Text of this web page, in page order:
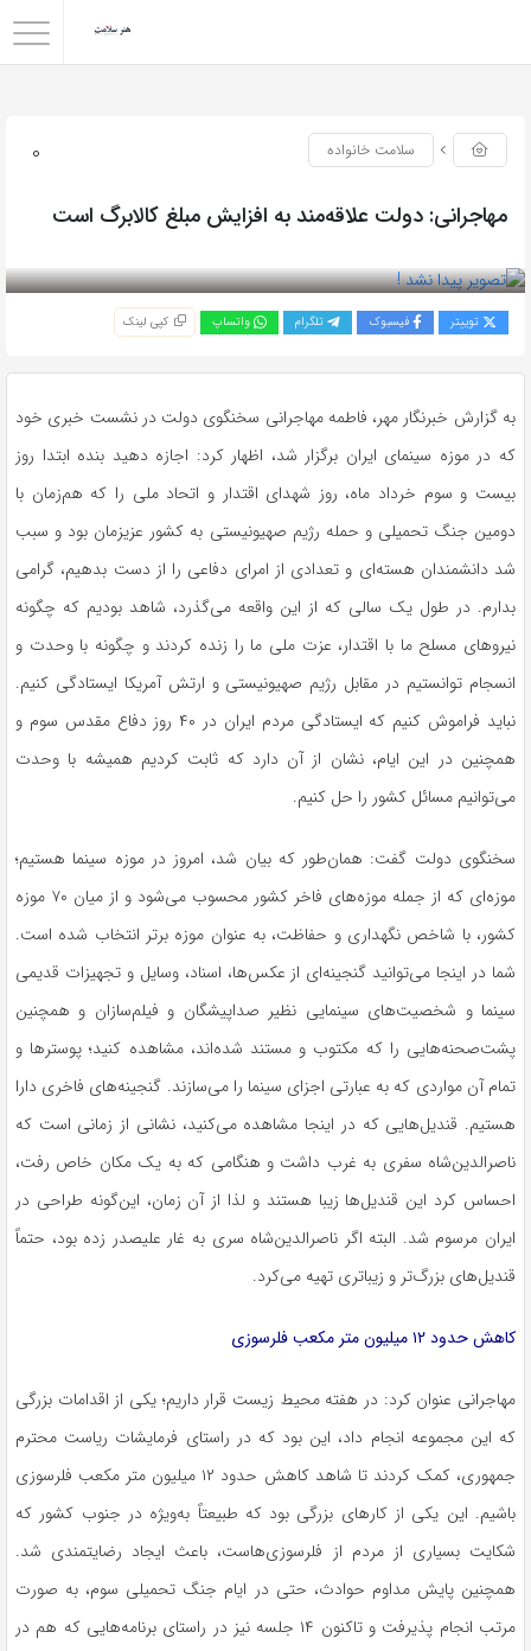
0 سلامت خانواده
مهاجرانی: دولت علاقه‌مند به افزایش مبلغ کالابرگ است
توییتر فیسبوک تلگرام واتساپ کپی لینک
به گزارش خبرنگار مهر، فاطمه مهاجرانی سخنگوی دولت در نشست خبری خود
که در موزه سینمای ایران برگزار شد، اظهار کرد: اجازه دهید بنده ابتدا روز
بیست و سوم خرداد ماه، روز شهدای اقتدار و اتحاد ملی را که هم‌زمان با
دومین جنگ تحمیلی و حمله رژیم صهیونیستی به کشور عزیزمان بود و سبب
شد دانشمندان هسته‌ای و تعدادی از امرای دفاعی را از دست بدهیم، گرامی
بدارم. در طول یک سالی که از این واقعه می‌گذرد، شاهد بودیم که چگونه
نیروهای مسلح ما با اقتدار، عزت ملی ما را زنده کردند و چگونه با وحدت و
انسجام توانستیم در مقابل رژیم صهیونیستی و ارتش آمریکا ایستادگی کنیم.
نباید فراموش کنیم که ایستادگی مردم ایران در ۴۰ روز دفاع مقدس سوم و
همچنین در این ایام، نشان از آن دارد که ثابت کردیم همیشه با وحدت
می‌توانیم مسائل کشور را حل کنیم.
سخنگوی دولت گفت: همان‌طور که بیان شد، امروز در موزه سینما هستیم؛
موزه‌ای که از جمله موزه‌های فاخر کشور محسوب می‌شود و از میان ۷۰ موزه
کشور، با شاخص نگهداری و حفاظت، به عنوان موزه برتر انتخاب شده است.
شما در اینجا می‌توانید گنجینه‌ای از عکس‌ها، اسناد، وسایل و تجهیزات قدیمی
سینما و شخصیت‌های سینمایی نظیر صداپیشگان و فیلم‌سازان و همچنین
پشت‌صحنه‌هایی را که مکتوب و مستند شده‌اند، مشاهده کنید؛ پوسترها و
تمام آن مواردی که به عبارتی اجزای سینما را می‌سازند. گنجینه‌های فاخری دارا
هستیم. قندیل‌هایی که در اینجا مشاهده می‌کنید، نشانی از زمانی است که
ناصرالدین‌شاه سفری به غرب داشت و هنگامی که به یک مکان خاص رفت،
احساس کرد این قندیل‌ها زیبا هستند و لذا از آن زمان، این‌گونه طراحی در
ایران مرسوم شد. البته اگر ناصرالدین‌شاه سری به غار علیصدر زده بود، حتماً
قندیل‌های بزرگ‌تر و زیباتری تهیه می‌کرد.
کاهش حدود ۱۲ میلیون متر مکعب فلرسوزی
مهاجرانی عنوان کرد: در هفته محیط زیست قرار داریم؛ یکی از اقدامات بزرگی
که این مجموعه انجام داد، این بود که در راستای فرمایشات ریاست محترم
جمهوری، کمک کردند تا شاهد کاهش حدود ۱۲ میلیون متر مکعب فلرسوزی
باشیم. این یکی از کارهای بزرگی بود که طبیعتاً به‌ویژه در جنوب کشور که
شکایت بسیاری از مردم از فلرسوزی‌هاست، باعث ایجاد رضایتمندی شد.
همچنین پایش مداوم حوادث، حتی در ایام جنگ تحمیلی سوم، به صورت
مرتب انجام پذیرفت و تاکنون ۱۴ جلسه نیز در راستای برنامه‌هایی که هم در